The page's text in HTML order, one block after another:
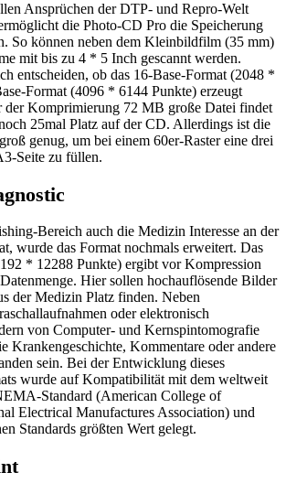
Ansprüchen der DTP- und Repro-Welt
die Photo-CD Pro die Speicherung
So können neben dem Kleinbildfilm (35 mm)
mit bis zu 4 * 5 Inch gescannt werden.
entscheiden, ob das 16-Base-Format (2048 *
Format (4096 * 6144 Punkte) erzeugt
der Komprimierung 72 MB große Datei findet
25mal Platz auf der CD. Allerdings ist die
genug, um bei einem 60er-Raster eine drei
Seite zu füllen.
Bereich auch die Medizin Interesse an der
wurde das Format nochmals erweitert. Das
* 12288 Punkte) ergibt vor Kompression
Hier sollen hochauflösende Bilder
der Medizin Platz finden. Neben
oder elektronisch
von Computer- und Kernspintomografie
Krankengeschichte, Kommentare oder andere
sein. Bei der Entwicklung dieses
wurde auf Kompatibilität mit dem weltweit
Standard (American College of
Electrical Manufactures Association) und
Standards größten Wert gelegt.